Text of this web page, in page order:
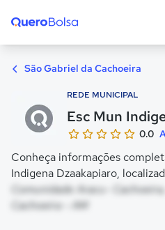
São Gabriel da Cachoeira
REDE MUNICIPAL
Esc Mun
0.0
Conheça informações
Indigena Dzaakapiaro,
Comunidade Aracu-
Cachoeira - AM